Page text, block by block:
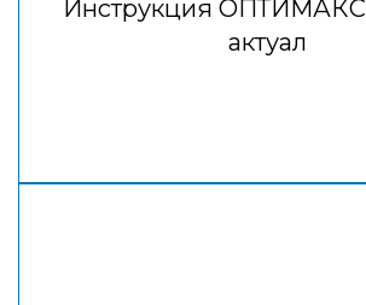
Инструкция
актуал